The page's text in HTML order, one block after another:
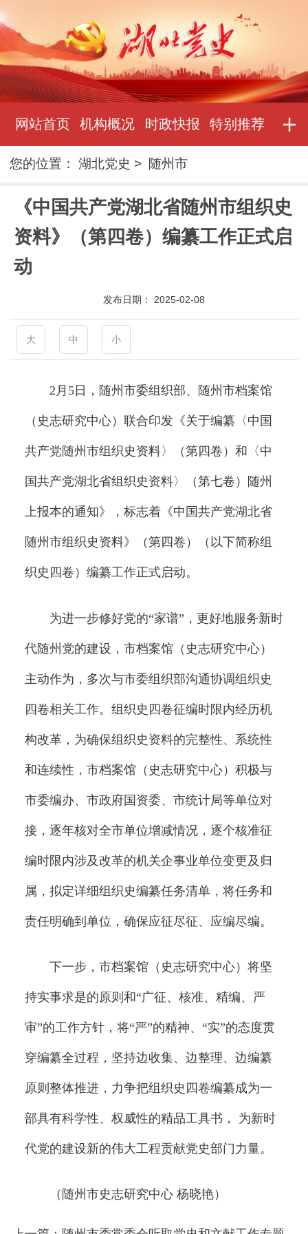
网站首页 机构概况 时政快报 特别推荐
您的位置：湖北党史 > 随州市
《中国共产党湖北省随州市组织史
资料》（第四卷）编纂工作正式启
动
发布日期： 2025-02-08
大 中 小
2月5日，随州市委组织部、随州市档案馆
（史志研究中心）联合印发《关于编纂〈中国
共产党随州市组织史资料〉（第四卷）和〈中
国共产党湖北省组织史资料〉（第七卷）随州
上报本的通知》，标志着《中国共产党湖北省
随州市组织史资料》（第四卷）（以下简称组
织史四卷）编纂工作正式启动。
为进一步修好党的“家谱”，更好地服务新时
代随州党的建设，市档案馆（史志研究中心）
主动作为，多次与市委组织部沟通协调组织史
四卷相关工作。组织史四卷征编时限内经历机
构改革，为确保组织史资料的完整性、系统性
和连续性，市档案馆（史志研究中心）积极与
市委编办、市政府国资委、市统计局等单位对
接，逐年核对全市单位增减情况，逐个核准征
编时限内涉及改革的机关企事业单位变更及归
属，拟定详细组织史编纂任务清单，将任务和
责任明确到单位，确保应征尽征、应编尽编。
下一步，市档案馆（史志研究中心）将坚
持实事求是的原则和“广征、核准、精编、严
审”的工作方针，将“严”的精神、“实”的态度贯
穿编纂全过程，坚持边收集、边整理、边编纂
原则整体推进，力争把组织史四卷编纂成为一
部具有科学性、权威性的精品工具书， 为新时
代党的建设新的伟大工程贡献党史部门力量。
（随州市史志研究中心 杨晓艳）